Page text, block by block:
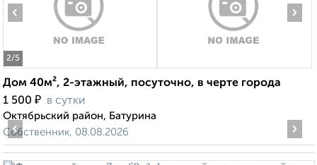
2/5
‹ ›
Дом 40м², 2-этажный, посуточно, в черте города
1 500 ₽ в сутки
Октябрьский район, Батурина
Собственник, 08.08.2026
‹ ›